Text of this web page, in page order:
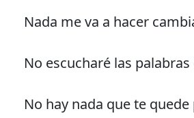
Nada me va a hacer
No escucharé las
No hay nada que te